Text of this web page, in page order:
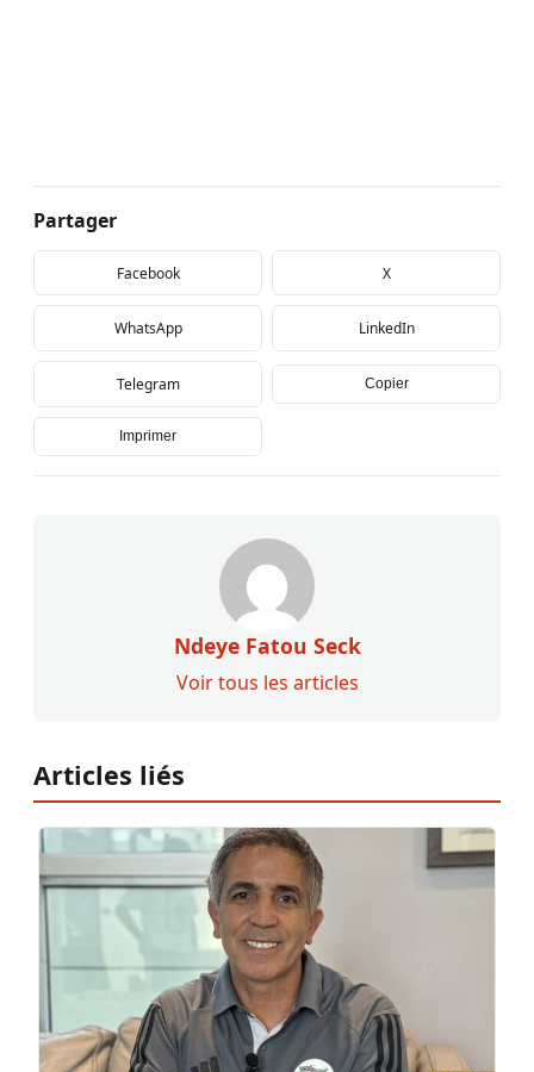
Partager
Facebook X
WhatsApp LinkedIn
Telegram Copier
Imprimer
Ndeye Fatou Seck
Voir tous les articles
Articles liés